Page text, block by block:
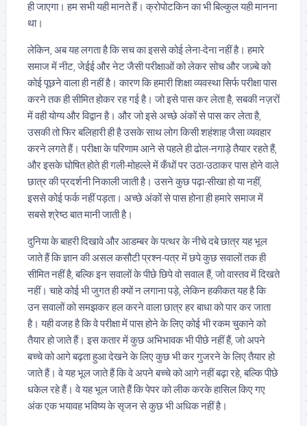
ही जाएगा। हम सभी यही मानते हैं। क्रोपोटकिन का भी बिल्कुल यही मानना
था।
लेकिन, अब यह लगता है कि सच का इससे कोई लेना-देना नहीं है। हमारे
समाज में नीट, जेईई और नेट जैसी परीक्षाओं को लेकर सोच और जज़्बे को
कोई पूछने वाला ही नहीं है। कारण कि हमारी शिक्षा व्यवस्था सिर्फ परीक्षा पास
करने तक ही सीमित होकर रह गई है। जो इसे पास कर लेता है, सबकी नज़रों
में वही योग्य और विद्वान है। और जो इसे अच्छे अंकों से पास कर लेता है,
उसकी तो फिर बलिहारी ही है उसके साथ लोग किसी शहंशाह जैसा व्यवहार
करने लगते हैं। परीक्षा के परिणाम आने से पहले ही ढोल-नगाड़े तैयार रहते हैं,
और इसके घोषित होते ही गली-मोहल्ले में कँधों पर उठा-उठाकर पास होने वाले
छात्र की प्रदर्शनी निकाली जाती है। उसने कुछ पढ़ा-सीखा हो या नहीं,
इससे कोई फर्क नहीं पड़ता। अच्छे अंकों से पास होना ही हमारे समाज में
सबसे श्रेष्ठ बात मानी जाती है।
दुनिया के बाहरी दिखावे और आडम्बर के पत्थर के नीचे दबे छात्र यह भूल
जाते हैं कि ज्ञान की असल कसौटी प्रश्न-पत्र में छपे कुछ सवालों तक ही
सीमित नहीं है, बल्कि इन सवालों के पीछे छिपे वो सवाल हैं, जो वास्तव में दिखते
नहीं। चाहे कोई भी जुगत ही क्यों न लगाना पड़े, लेकिन हकीकत यह है कि
उन सवालों को समझकर हल करने वाला छात्र हर बाधा को पार कर जाता
है। यही वजह है कि वे परीक्षा में पास होने के लिए कोई भी रकम चुकाने को
तैयार हो जाते हैं। इस कतार में कुछ अभिभावक भी पीछे नहीं हैं, जो अपने
बच्चे को आगे बढ़ता हुआ देखने के लिए कुछ भी कर गुजरने के लिए तैयार हो
जाते हैं। वे यह भूल जाते हैं कि वे अपने बच्चे को आगे नहीं बढ़ा रहे, बल्कि पीछे
धकेल रहे हैं। वे यह भूल जाते हैं कि पेपर को लीक करके हासिल किए गए
अंक एक भयावह भविष्य के सृजन से कुछ भी अधिक नहीं है।